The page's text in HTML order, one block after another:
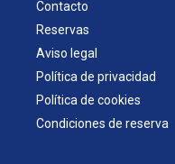
Contacto
Reservas
Aviso legal
Política de privacidad
Política de cookies
Condiciones de reserva